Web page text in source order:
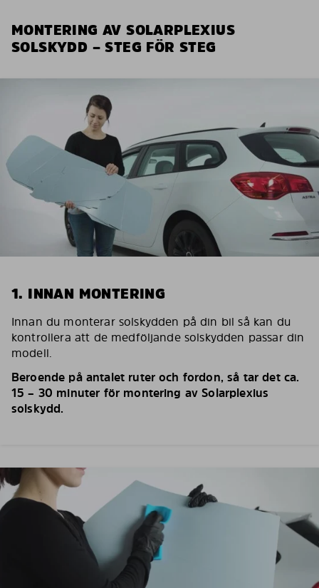
MONTERING AV SOLARPLEXIUS
SOLSKYDD – STEG FÖR STEG
1. INNAN MONTERING
Innan du monterar solskydden på din bil så kan du
kontrollera att de medföljande solskydden passar din
modell.
Beroende på antalet ruter och fordon, så tar det ca.
15 – 30 minuter för montering av Solarplexius
solskydd.